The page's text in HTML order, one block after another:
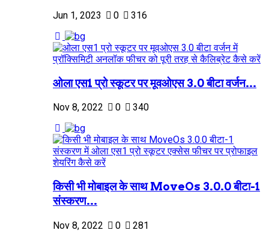
Jun 1, 2023 0 316
ओला एस1 प्रो स्कूटर पर मूवओएस 3.0 बीटा वर्जन...
Nov 8, 2022 0 340
किसी भी मोबाइल के साथ MoveOs 3.0.0 बीटा-1
संस्करण...
Nov 8, 2022 0
281